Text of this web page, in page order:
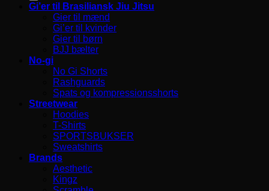
Gi’er til Brasiliansk Jiu Jitsu
Gier til mænd
Gi’er til kvinder
Gier til børn
BJJ bælter
No-gi
No Gi Shorts
Rashguards
Spats og kompressionsshorts
Streetwear
Hoodies
T-Shirts
SPORTSBUKSER
Sweatshirts
Brands
Aesthetic
Kingz